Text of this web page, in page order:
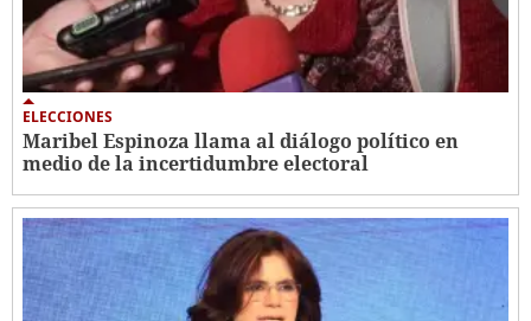
ELECCIONES
Maribel Espinoza llama al diálogo político en
medio de la incertidumbre electoral